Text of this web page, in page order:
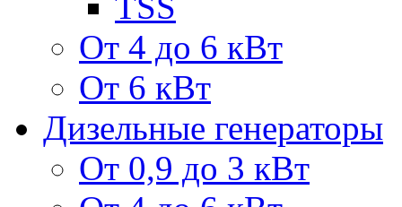
От 4 до 6 кВт
От 6 кВт
Дизельные генераторы
От 0,9 до 3 кВт